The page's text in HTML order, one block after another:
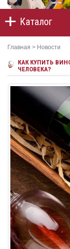
Каталог
Главная > Новости
КАК КУПИТЬ
ЧЕЛОВЕКА?